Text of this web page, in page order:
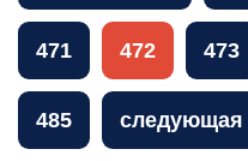
471 472 473
485 следующая